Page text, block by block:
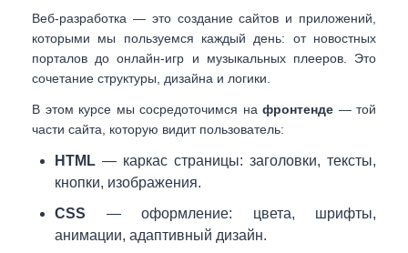
Веб-разработка — это создание сайтов и приложений,
которыми мы пользуемся каждый день: от новостных
порталов до онлайн-игр и музыкальных плееров. Это
сочетание структуры, дизайна и логики.
В этом курсе мы сосредоточимся на фронтенде — той
части сайта, которую видит пользователь:
HTML — каркас страницы: заголовки, тексты,
кнопки, изображения.
CSS — оформление: цвета, шрифты,
анимации, адаптивный дизайн.